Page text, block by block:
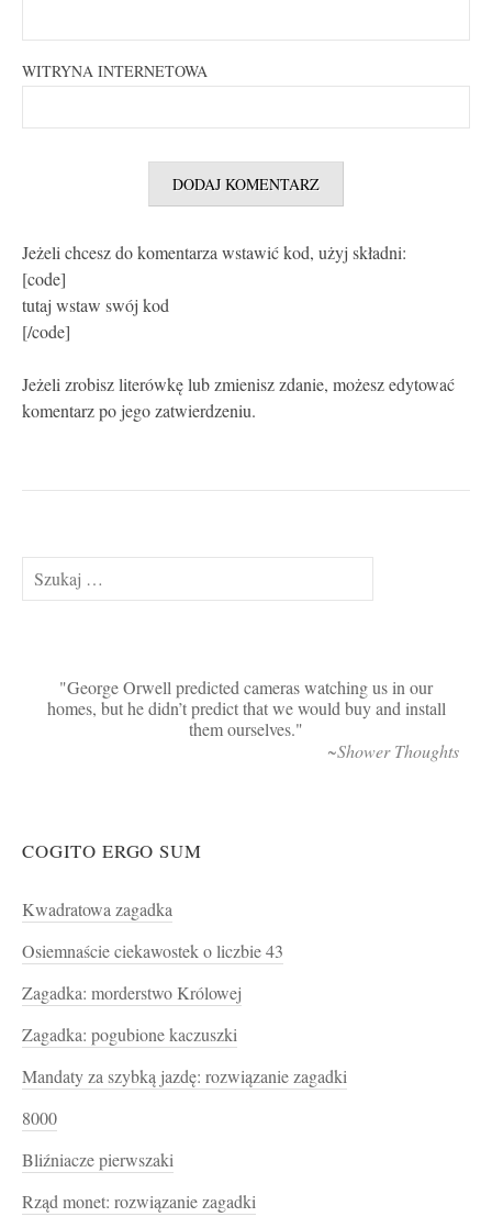
WITRYNA INTERNETOWA
Jeżeli chcesz do komentarza wstawić kod, użyj składni:
[code]
tutaj wstaw swój kod
[/code]
Jeżeli zrobisz literówkę lub zmienisz zdanie, możesz edytować
komentarz po jego zatwierdzeniu.
Szukaj:
George Orwell predicted cameras watching us in our
homes, but he didn’t predict that we would buy and install
them ourselves.
~Shower Thoughts
COGITO ERGO SUM
Kwadratowa zagadka
Osiemnaście ciekawostek o liczbie 43
Zagadka: morderstwo Królowej
Zagadka: pogubione kaczuszki
Mandaty za szybką jazdę: rozwiązanie zagadki
8000
Bliźniacze pierwszaki
Rząd monet: rozwiązanie zagadki